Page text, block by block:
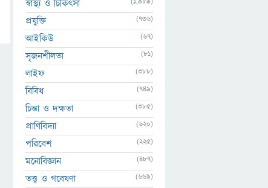
স্বাস্থ্য ও চিকিৎসা
প্রযুক্তি (736)
আইকিউ (67)
সৃজনশীলতা (81)
লাইফ (388)
বিবিধ (749)
চিন্তা ও দক্ষতা (385)
প্রাণিবিদ্যা (620)
পরিবেশ (225)
মনোবিজ্ঞান (487)
তত্ত্ব ও গবেষণা (669)